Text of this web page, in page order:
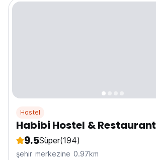
Hostel
Habibi Hostel & Restaurant
9.5Süper(194)
şehir merkezine 0.97km